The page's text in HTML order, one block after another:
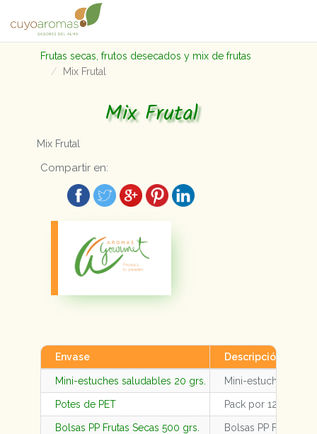
Frutas secas, frutos desecados y mix de frutas
Mix Frutal
Mix Frutal
Mix Frutal
Compartir en:
Envase Descripción
Mini-estuches saludables 20 grs. Mini-estuches
Potes de PET Pack por 12 potes
Bolsas PP Frutas Secas 500 grs. Bolsas PP Frutas